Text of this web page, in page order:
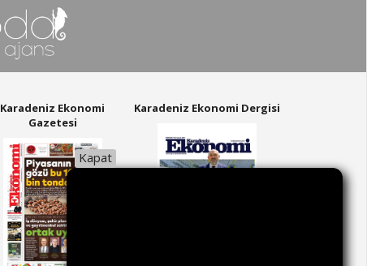
Karadeniz Ekonomi
Gazetesi
Karadeniz Ekonomi Dergisi
Kapat